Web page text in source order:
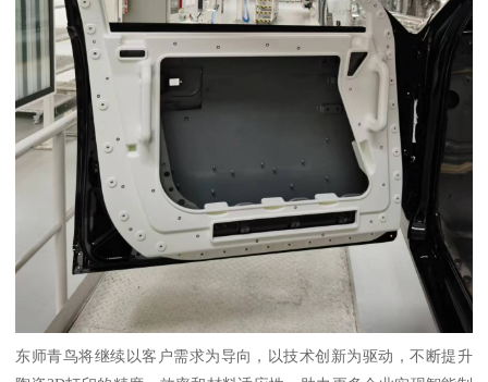
东师青鸟将继续以客户需求为导向，以技术创新为驱动，不断提升